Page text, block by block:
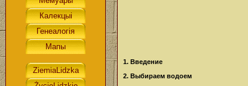
1. Введение
2. Выбираем водоем